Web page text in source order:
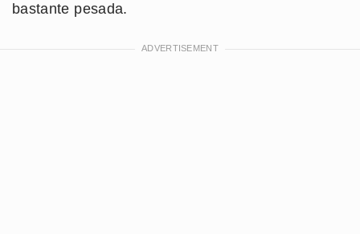
bastante pesada.